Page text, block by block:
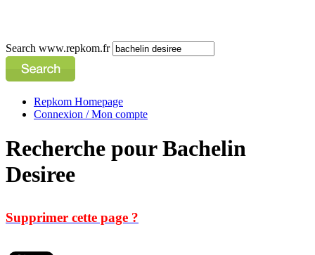
Search www.repkom.fr
Repkom Homepage
Connexion / Mon compte
Recherche pour Bachelin
Desiree
Supprimer cette page ?